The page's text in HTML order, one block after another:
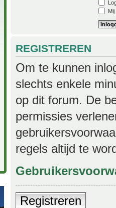
REGISTREREN
Om te kunnen
slechts enkele
op dit forum. De
permissies
regels altijd te
Registreren